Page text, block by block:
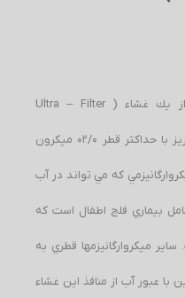
در سیستم اولترافیلتراسیون ، آب از يك غشاء ( Ultra – Filter
Membrane ) كه داراي منافذ بسيار ريز با حداكثر قطر 02/0 ميكرون
كه مي تواند در آب
فلج اطفال است كه
ساير ميكروارگانيزمها قطري به
عبور آب از منافذ اين غشاء